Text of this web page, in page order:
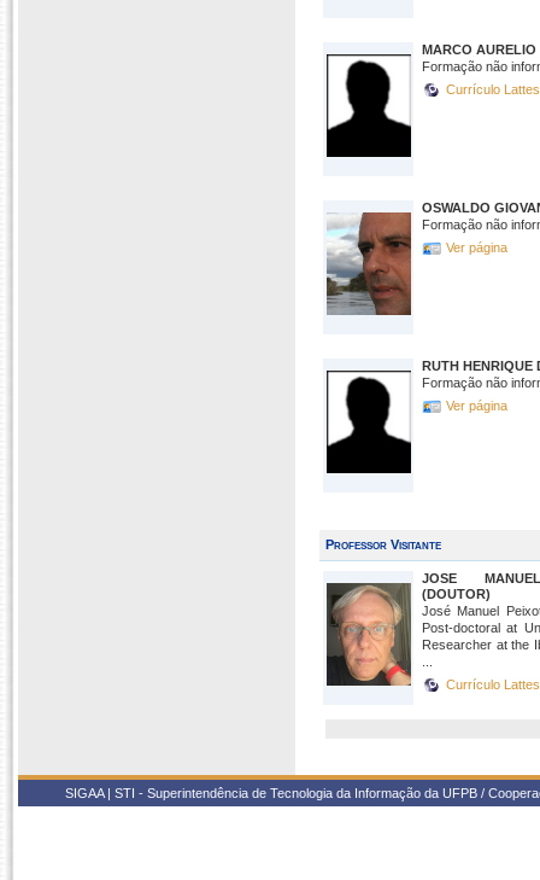
MARCO
Formação não
Currículo
OSWALDO
Formação não
Ver página
RUTH HENRIQUE
Formação não
Ver página
Professor Visitante
JOSE
(DOUTOR)
José Manuel
Post-doctoral at
Researcher at the
Currículo
SIGAA | STI - Superintendência de Tecnologia da Informação da UFPB /